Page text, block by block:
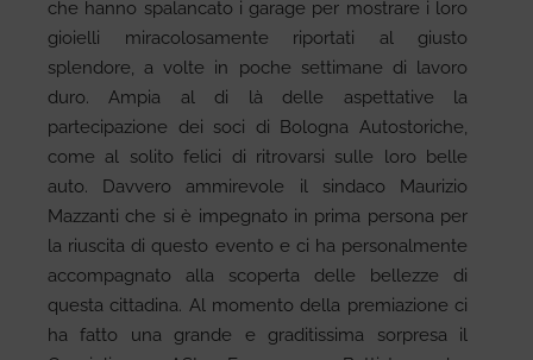
che hanno spalancato i garage per mostrare i loro
gioielli miracolosamente riportati al giusto
splendore, a volte in poche settimane di lavoro
duro. Ampia al di là delle aspettative la
partecipazione dei soci di Bologna Autostoriche,
come al solito felici di ritrovarsi sulle loro belle
auto. Davvero ammirevole il sindaco Maurizio
Mazzanti che si è impegnato in prima persona per
la riuscita di questo evento e ci ha personalmente
accompagnato alla scoperta delle bellezze di
questa cittadina. Al momento della premiazione ci
ha fatto una grande e graditissima sorpresa il